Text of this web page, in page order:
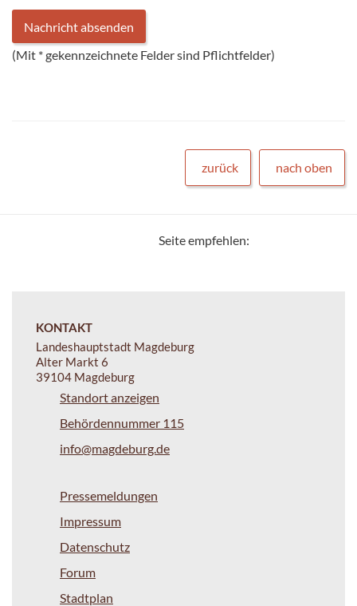
(Mit *gekennzeichnete Felder sind Pflichtfelder)
zurück nach oben
Seite empfehlen:
KONTAKT
Landeshauptstadt Magdeburg
Alter Markt 6
39104 Magdeburg
Standort anzeigen
Behördennummer 115
info@magdeburg.de
Pressemeldungen
Impressum
Datenschutz
Forum
Stadtplan